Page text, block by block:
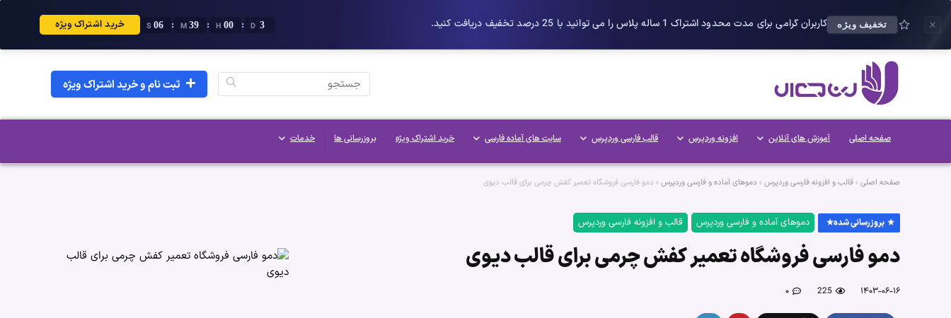
تخفیف ویژه کاربران گرامی برای مدت محدود اشتراک 1 ساله پلاس را می توانید با 25 درصد تخفیف دریافت کنید. 3
D
:
00
H
:
39
M
:
05
S خرید اشتراک ویژه
ثبت نام و خرید اشتراک ویژه
صفحه اصلی آموزش های آنلاین افزونه وردپرس قالب فارسی وردپرس سایت های آماده فارسی خرید اشتراک ویژه بروزرسانی ها خدمات
صفحه اصلی »قالب و افزونه فارسی وردپرس » دموهای آماده و فارسی وردپرس » دمو فارسی فروشگاه تعمیر کفش چرمی برای قالب دیوی
بروزرسانی شده دموهای آماده و فارسی وردپرس قالب و افزونه فارسی وردپرس
دمو فارسی فروشگاه تعمیر کفش چرمی برای قالب دیوی
۱۴۰۳-۰۶-۱۶ 225 ۰